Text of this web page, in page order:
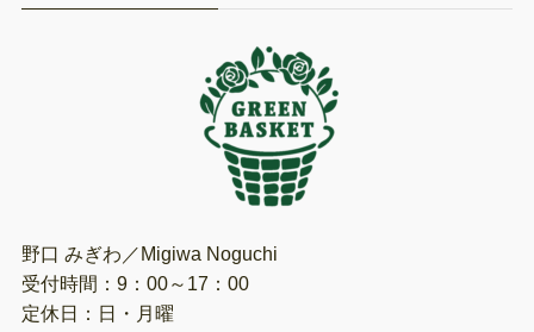
野口 みぎわ／Migiwa Noguchi
受付時間：9：00～17：00
定休日：日・月曜